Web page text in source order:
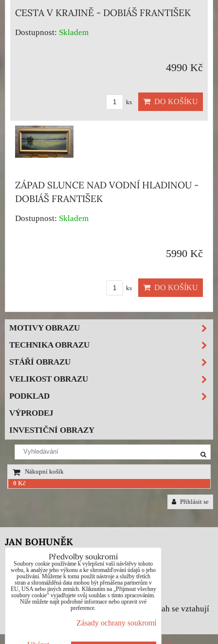
CESTA V KRAJINĚ - DOBIÁŠ FRANTIŠEK
Dostupnost: Skladem
4990 Kč
ks DO KOŠÍKU
ZÁPAD SLUNCE NAD VODNÍ HLADINOU -
DOBIÁŠ FRANTIŠEK
Dostupnost: Skladem
5990 Kč
ks DO KOŠÍKU
MOTIVY OBRAZU
TECHNIKA OBRAZU
STÁŘÍ OBRAZU
VELIKOST OBRAZU
PODKLAD
VÝPRODEJ
INVESTIČNÍ OBRAZY
Nákupní košík
0 Kč
Přihlásit se
JAN BOHUNĚK
Telefon: +420725021832
e-mail: 1jab@seznam.cz
web: www.prodej-obrazy.eu
© Jan Bohuněk - Na všechny fotografie a obsah se vztahují
autorská práva dle zákona č. 121/2000 Sb.
Předvolby soukromí
Soubory cookie používáme k vylepšení vaší návštěvy tohoto
webu, k analýze jeho výkonu a ke shromažďování údajů o jeho
používání. Můžeme k tomu použít nástroje a služby třetích
stran a shromážděná data mohou být přenášena partnerům v
EU, USA nebo jiných zemích. Kliknutím na „Přijmout všechny
soubory cookie“ vyjadřujete svůj souhlas s tímto zpracováním.
Níže můžete najít podrobné informace nebo upravit své
preference.
Zásady ochrany soukromí